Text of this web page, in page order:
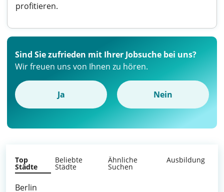
profitieren.
Sind Sie zufrieden mit Ihrer Jobsuche bei uns?
Wir freuen uns von Ihnen zu hören.
Ja Nein
Top
Städte
Beliebte
Städte
Ähnliche
Suchen
Ausbildung
Berlin